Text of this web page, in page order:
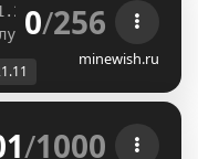
| Вайп был 15
халяву. Играй
0/256
minewish.ru
ЛЕ ДНИ Й ЛЕ ТН В
/1000